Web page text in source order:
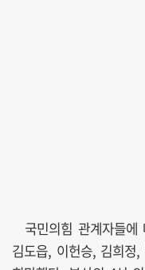
국민의힘 관계자들에
김도읍, 이헌승, 김희정